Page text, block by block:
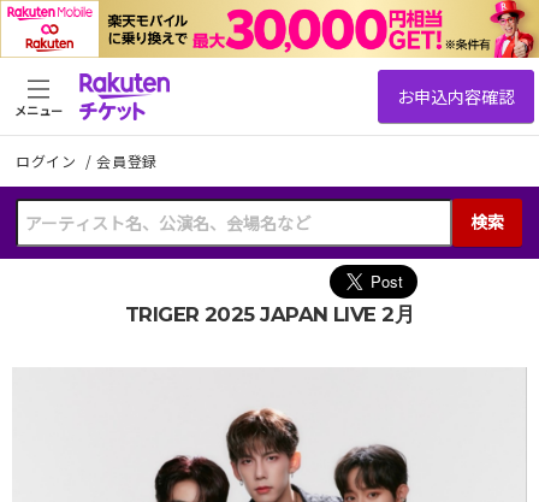
ログイン /会員登録
検索
メニュー
TRIGER 2025 JAPAN LIVE 2月